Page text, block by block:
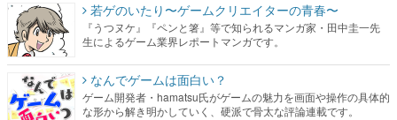
若ゲのいたり〜ゲームクリエイターの青春〜
『うつヌケ』『ペンと箸』等で知られるマンガ家・田中圭一先
生によるゲーム業界レポートマンガです。
なんでゲームは面白い？
ゲーム開発者・hamatsu氏がゲームの魅力を画面や操作の具体的
な形から解き明かしていく、硬派で骨太な評論連載です。